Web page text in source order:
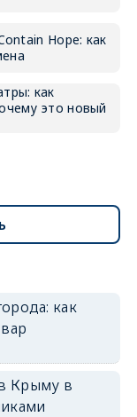
Hope: как
как
это новый
как
Крыму в